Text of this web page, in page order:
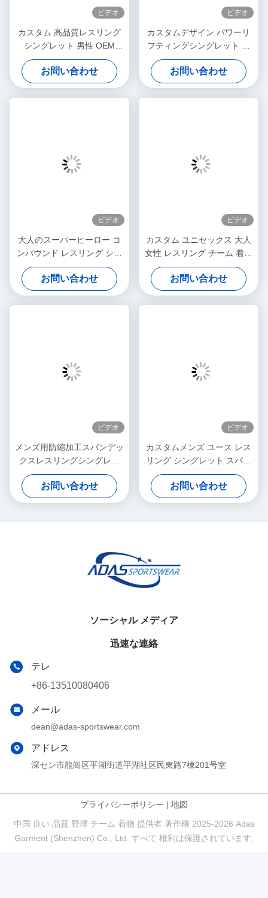
ビデオ
カスタム 高品質レスリング
シングレット 男性 OEM
ODM カスタム ロゴ スポー
ツウェア ジムトレーニング
コンプレッション シングレ
ット 男性 運動 卸売
お問い合わせ
ビデオ
カスタムデザイン パワーリ
フティングシングレット メ
ンズ ウエイトリフティング
ユニフォーム シームレスス
テッチ レスリングシングレ
ット スパンデックス ポリエ
お問い合わせ
ビデオ
大人のスーパーヒーロー コ
ンパウンド レスリング シン
グレット セーター 女性 男性
のためのサブリメーション
お問い合わせ
ビデオ
カスタム ユニセックス 大人
女性 レスリング チーム 着物
大学 青年 単身
お問い合わせ
ビデオ
メンズ用防縮加工スパンデッ
クスレスリングシングレッ
ト、全身、通気性、軽量ポリ
エステル素材
お問い合わせ
ビデオ
カスタムメンズ ユース レス
リング シングレット スパン
デックス スポーツウェア
お問い合わせ
ソーシャル メディア
迅速な連絡
テレ
+86-13510080406
メール
dean@adas-sportswear.com
アドレス
深セン市龍崗区平湖街道平湖社区民東路7棟201号室
プライバシーポリシー | 地図
中国 良い 品質 野球 チーム 着物 提供者 著作権 2025-2026 Adas
Garment (Shenzhen) Co., Ltd. すべて 権利は保護されています.